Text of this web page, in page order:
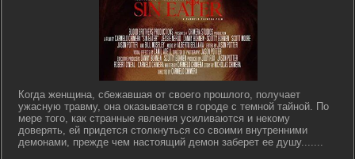
Когда женщина, сбежавшая от своего прошлого, получает
ужасную травму, она оказывается в городе с темной тайной. По
мере того, как странные явления усиливаются и некому
доверять, ей придется столкнуться со своими внутренними
демонами, прежде чем настоящий демон заберет ее душу.......